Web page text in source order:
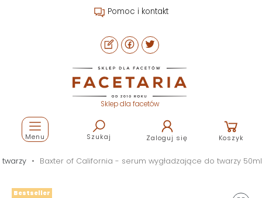
Pomoc i kontakt
Sklep dla facetów
Szukaj Zaloguj się Koszyk
Menu
Baxter of California - serum wygładzające do twarzy 50ml
Bestseller